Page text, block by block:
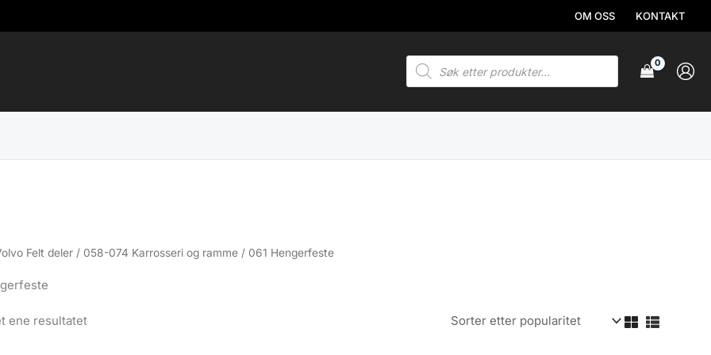
OM OSS KONTAKT
Products
search
Felt deler / 058-074 Karrosseri og ramme / 061 Hengerfeste
ene resultatet